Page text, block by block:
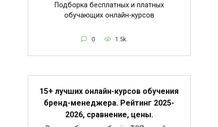
Подборка бесплатных и платных
обучающих онлайн-курсов
0 1.5k.
15+ лучших онлайн-курсов обучения
бренд-менеджера. Рейтинг 2025-
2026, сравнение, цены.